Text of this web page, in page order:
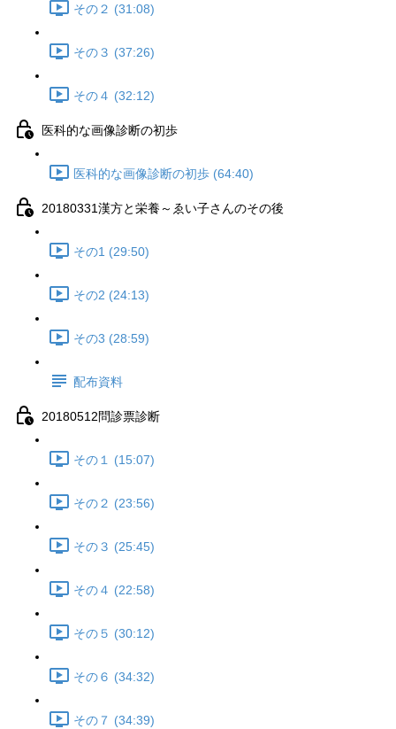
その２ (31:08)
その３ (37:26)
その４ (32:12)
医科的な画像診断の初歩
医科的な画像診断の初歩 (64:40)
20180331漢方と栄養～ゑい子さんのその後
その1 (29:50)
その2 (24:13)
その3 (28:59)
配布資料
20180512問診票診断
その１ (15:07)
その２ (23:56)
その３ (25:45)
その４ (22:58)
その５ (30:12)
その６ (34:32)
その７ (34:39)